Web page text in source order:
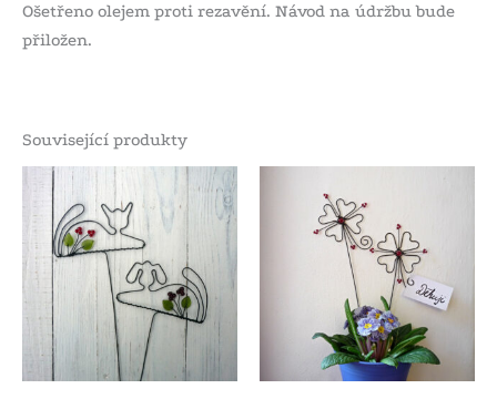
Ošetřeno olejem proti rezavění. Návod na údržbu bude
přiložen.
Související produkty